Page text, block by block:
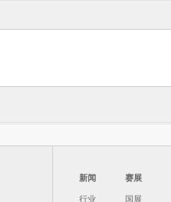
新闻
行业
赛展
国展